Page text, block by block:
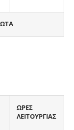
ΩΡΕΣ
ΛΕΙΤΟΥΡΓΙΑΣ